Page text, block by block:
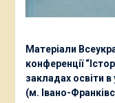
Матеріали
конференції
закладах освіти в
(м. Івано-